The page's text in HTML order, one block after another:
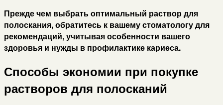
Прежде чем выбрать оптимальный раствор для
полоскания, обратитесь к вашему стоматологу для
рекомендаций, учитывая особенности вашего
здоровья и нужды в профилактике кариеса.
Способы экономии при покупке
растворов для полосканий